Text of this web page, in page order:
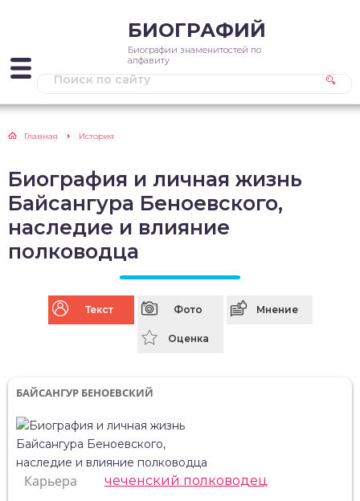
БИОГРАФИЙ
Биографии знаменитостей по
алфавиту
Главная История
Биография и личная жизнь
Байсангура Беноевского,
наследие и влияние
полководца
Текст Фото Мнение
Оценка
БАЙСАНГУР БЕНОЕВСКИЙ
Карьера чеченский полководец